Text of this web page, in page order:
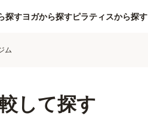
探すヨガから探すピラティスから探す
ム
して探す